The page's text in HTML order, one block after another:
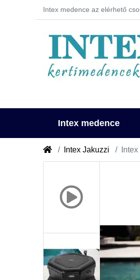
Intex medence az elérhető
Intex medence
Intex Jakuzzi